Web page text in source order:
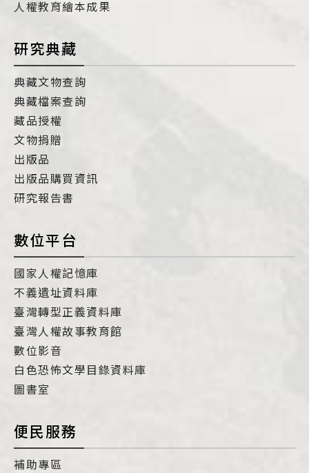
人權教育繪本成果
研究典藏
典藏文物查詢
典藏檔案查詢
藏品授權
文物捐贈
出版品
出版品購買資訊
研究報告書
數位平台
國家人權記憶庫
不義遺址資料庫
臺灣轉型正義資料庫
臺灣人權故事教育館
數位影音
白色恐怖文學目錄資料庫
圖書室
便民服務
補助專區